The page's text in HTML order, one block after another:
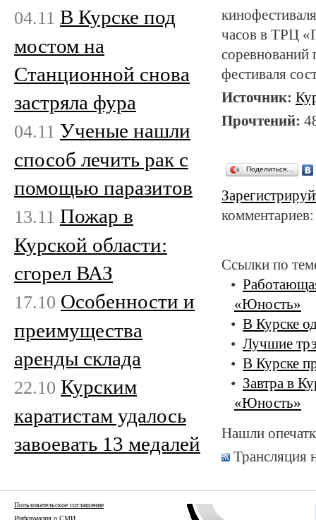
часов в ТРЦ
соревнований
фестиваля
Источник:
Прочтений:
Поделиться…
Ссылки по
«Юность»
В Курске
Лучшие
В Курске
Завтра в
«Юность»
Нашли
Трансляция
04.11 В Курске под
мостом на
Станционной снова
застряла фура
04.11 Ученые нашли
способ лечить рак с
помощью паразитов
13.11 Пожар в
Курской области:
сгорел ВАЗ
17.10 Особенности и
преимущества
аренды склада
22.10 Курским
каратистам удалось
завоевать 13 медалей
Пользовательское соглашение
Информация о СМИ